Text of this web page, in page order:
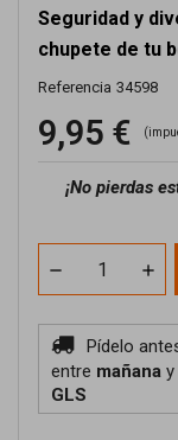
Seguridad y
chupete de tu
Referencia 34598
9,95 €
¡No pierdas
Pídelo
entre mañana y
GLS